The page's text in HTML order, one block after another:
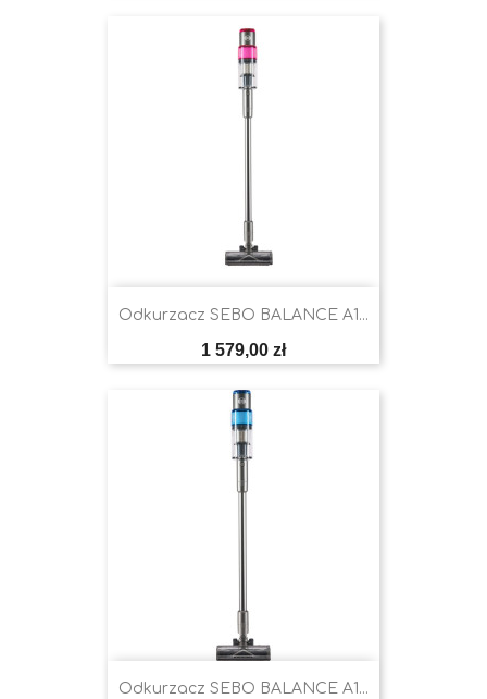
Odkurzacz SEBO BALANCE A1...
Cena
1 579,00 zł
Odkurzacz SEBO BALANCE A1...